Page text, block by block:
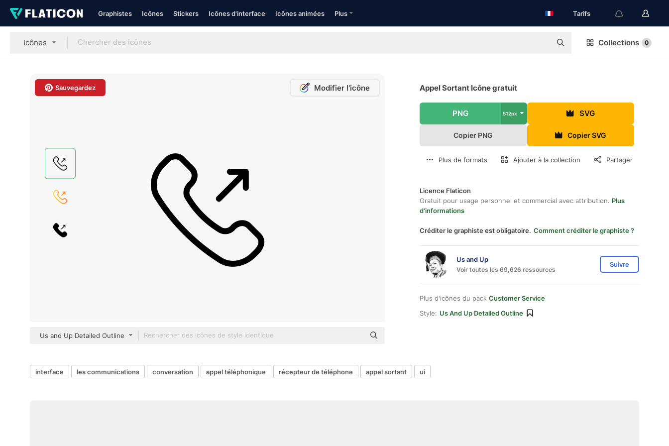
Graphistes Icônes Stickers Icônes d'interface Icônes animées Plus Tarifs
Icônes Collections 0
Sauvegardez Modifier l'icône
Us and Up Detailed Outline
Appel Sortant Icône gratuit
PNG 512px SVG
Copier PNG Copier SVG
Plus de formats Ajouter à la collection Partager
Licence Flaticon
Gratuit pour usage personnel et commercial avec attribution. Plus
d'informations
Créditer le graphiste est obligatoire. Comment créditer le graphiste ?
Us and Up
Voir toutes les 69,626 ressources
Suivre
Plus d'icônes du pack Customer Service
Style: Us And Up Detailed Outline
interface les communications conversation appel téléphonique récepteur de téléphone appel sortant ui